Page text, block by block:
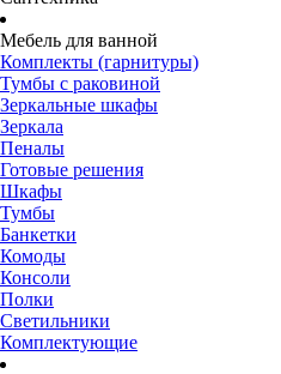
Мебель для ванной
Комплекты (гарнитуры)
Тумбы с раковиной
Зеркальные шкафы
Зеркала
Пеналы
Готовые решения
Шкафы
Тумбы
Банкетки
Комоды
Консоли
Полки
Светильники
Комплектующие